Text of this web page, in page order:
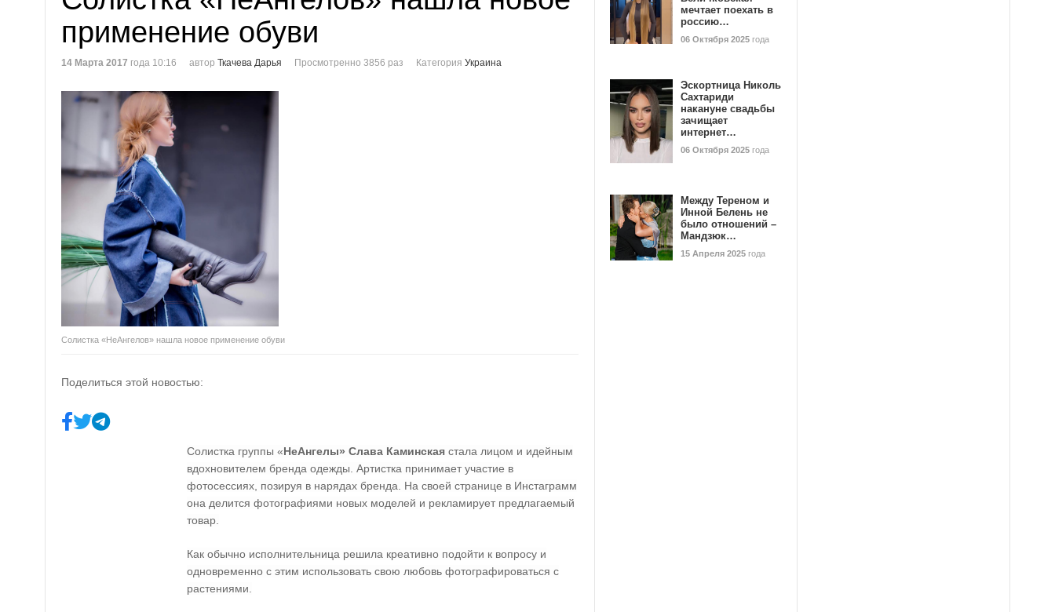
применение обуви
14 Марта 2017 года 10:16 автор Ткачева Дарья Просмотренно 3856 раз Категория Украина
Солистка «НеАнгелов» нашла новое применение обуви
Поделиться этой новостью:
Солистка группы «НеАнгелы» Слава Каминская стала лицом и идейным
вдохновителем бренда одежды. Артистка принимает участие в
фотосессиях, позируя в нарядах бренда. На своей странице в Инстаграмм
она делится фотографиями новых моделей и рекламирует предлагаемый
товар.
Как обычно исполнительница решила креативно подойти к вопросу и
одновременно с этим использовать свою любовь фотографироваться с
растениями.
мечтает поехать в
россию…
06 Октября 2025 года
Эскортница Николь
Сахтариди
накануне свадьбы
зачищает
интернет…
06 Октября 2025 года
Между Тереном и
Инной Белень не
было отношений –
Мандзюк…
15 Апреля 2025 года